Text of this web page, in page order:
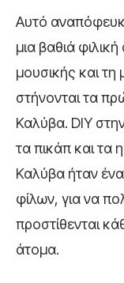
Αυτό
μια βαθιά
μουσικής και τη
στήνονται τα
Καλύβα. DIY
τα πικάπ και τα
Καλύβα ήταν
φίλων, για να
προστίθενται
άτομα.